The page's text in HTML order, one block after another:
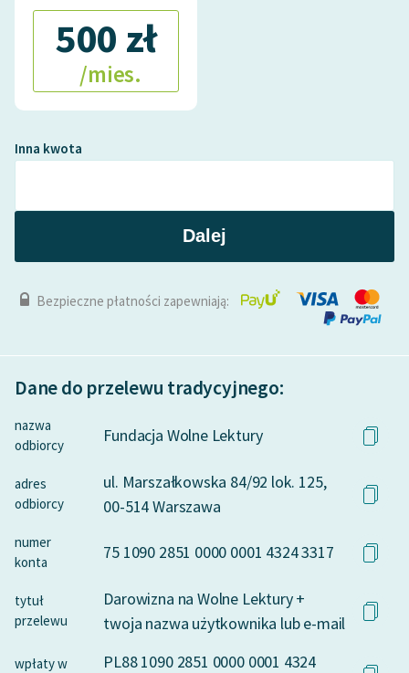
500 zł
/mies.
Inna kwota
Dalej
Bezpieczne płatności zapewniają:
Dane do przelewu tradycyjnego:
nazwa
odbiorcy
Fundacja Wolne Lektury
adres
odbiorcy
ul. Marszałkowska 84/92 lok. 125,
00-514 Warszawa
numer
konta
75 1090 2851 0000 0001 4324 3317
tytuł
przelewu
Darowizna na Wolne Lektury +
twoja nazwa użytkownika lub e-mail
wpłaty w
PL88 1090 2851 0000 0001 4324